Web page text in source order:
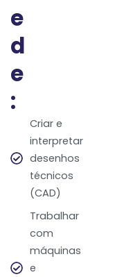
e
d
e
:
Criar e
interpretar
desenhos
técnicos
(CAD)
Trabalhar
com
máquinas
e